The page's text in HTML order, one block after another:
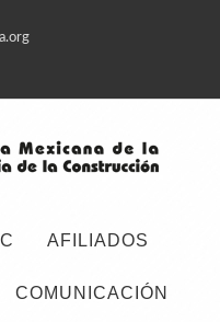
AFILIADOS
COMUNICACIÓN